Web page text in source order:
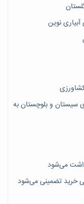
نوین
سیستان و بلوچستان به
خرید تضمینی می‌شود